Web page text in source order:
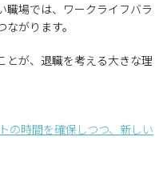
職場では、ワークライフバラ
がります。
とが、退職を考える大きな理
の時間を確保しつつ、新しい